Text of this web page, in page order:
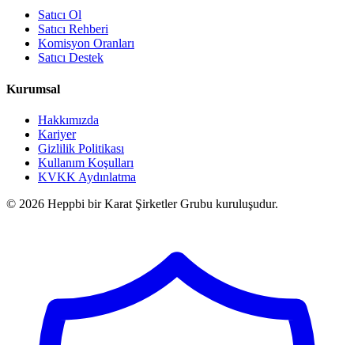
Satıcı Ol
Satıcı Rehberi
Komisyon Oranları
Satıcı Destek
Kurumsal
Hakkımızda
Kariyer
Gizlilik Politikası
Kullanım Koşulları
KVKK Aydınlatma
© 2026 Heppbi bir Karat Şirketler Grubu kuruluşudur.